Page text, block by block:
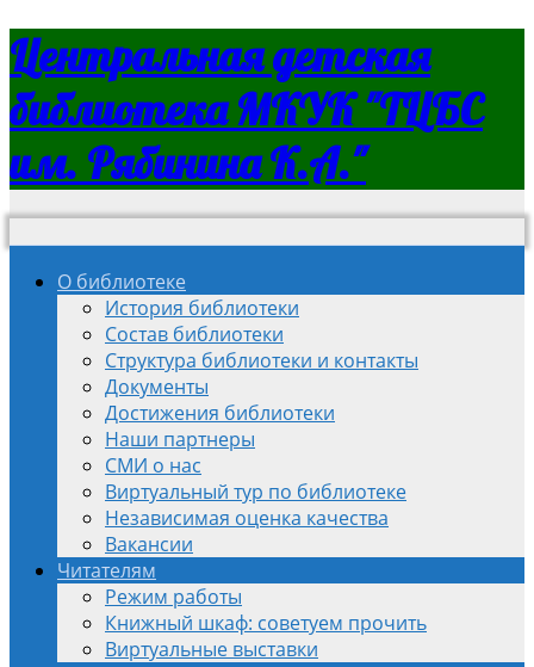
Центральная детская
библиотека МКУК "ТЦБС
им. Рябинина К.А."
О библиотеке
История библиотеки
Состав библиотеки
Структура библиотеки и контакты
Документы
Достижения библиотеки
Наши партнеры
СМИ о нас
Виртуальный тур по библиотеке
Независимая оценка качества
Вакансии
Читателям
Режим работы
Книжный шкаф: советуем прочить
Виртуальные выставки